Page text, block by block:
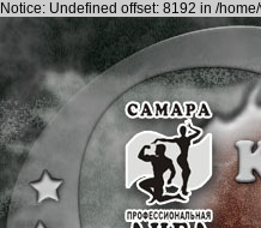
Notice: Undefined offset: 8192 in /